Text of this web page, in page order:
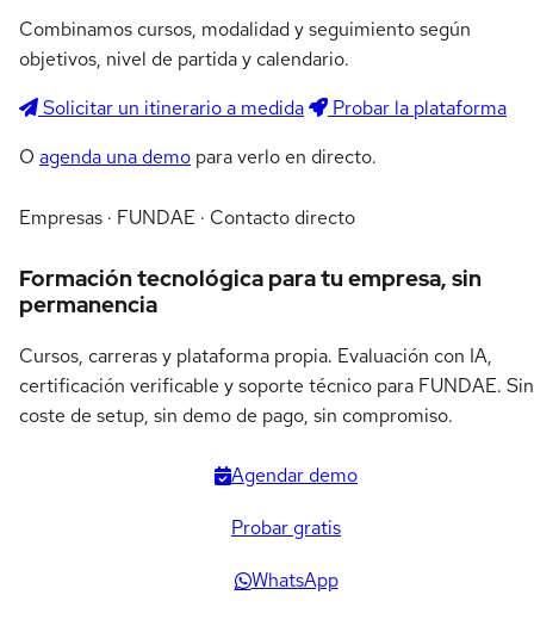
Combinamos cursos, modalidad y seguimiento según
objetivos, nivel de partida y calendario.
Solicitar un itinerario a medida
Probar la plataforma
O agenda una demo para verlo en directo.
Empresas · FUNDAE · Contacto directo
Formación tecnológica para tu empresa, sin
permanencia
Cursos, carreras y plataforma propia. Evaluación con IA,
certificación verificable y soporte técnico para FUNDAE. Sin
coste de setup, sin demo de pago, sin compromiso.
Agendar demo
Probar gratis
WhatsApp